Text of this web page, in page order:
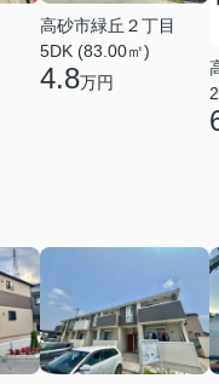
高砂市緑丘２丁目
5DK (83.00㎡)
4.8万円